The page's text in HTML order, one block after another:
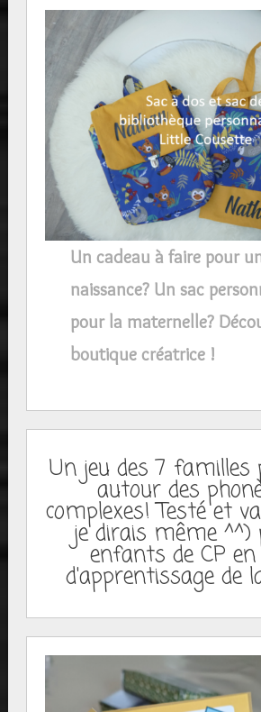
Un cadeau à faire pour
naissance? Un sac
pour la maternelle?
boutique créatrice !
Un jeu des 7 familles
autour des
complexes! Testé et
je dirais même ^^)
enfants de CP
d'apprentissage de